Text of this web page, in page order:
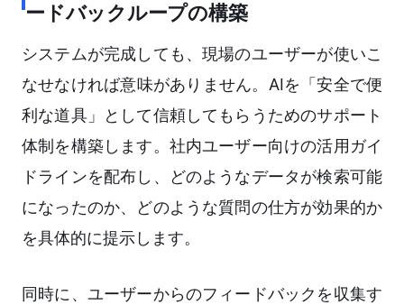
ードバックループの構築
システムが完成しても、現場のユーザーが使いこ
なせなければ意味がありません。AIを「安全で便
利な道具」として信頼してもらうためのサポート
体制を構築します。社内ユーザー向けの活用ガイ
ドラインを配布し、どのようなデータが検索可能
になったのか、どのような質問の仕方が効果的か
を具体的に提示します。
同時に、ユーザーからのフィードバックを収集す